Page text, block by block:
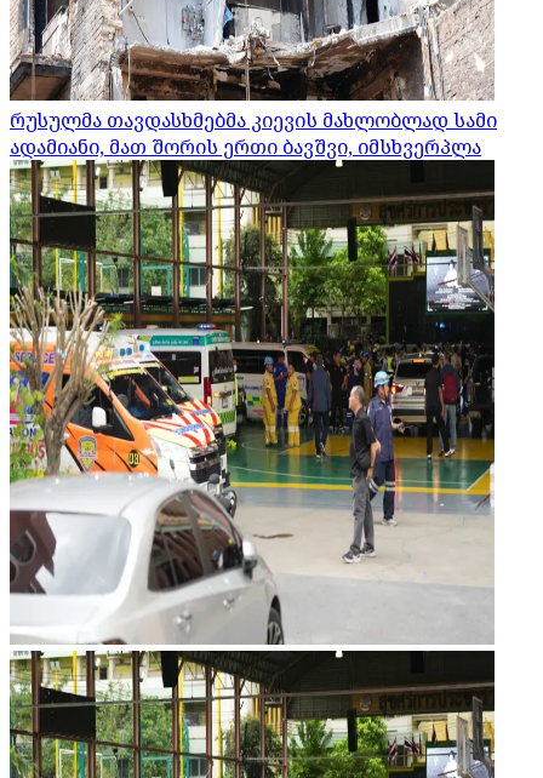
რუსულმა თავდასხმებმა კიევის მახლობლად სამი
ადამიანი, მათ შორის ერთი ბავშვი, იმსხვერპლა